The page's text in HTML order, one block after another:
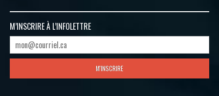
M’INSCRIRE À L’INFOLETTRE
M'INSCRIRE